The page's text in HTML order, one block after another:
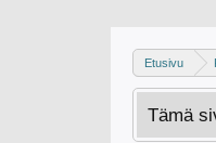
Etusivu
Tämä